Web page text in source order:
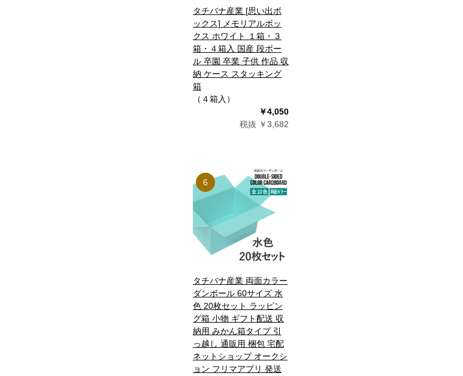
タチバナ産業 [思い出ボ
ックス] メモリアルボッ
クス ホワイト １箱・３
箱・４箱入 国産 段ボー
ル 卒園 卒業 子供 作品 収
納 ケース スタッキング
箱
（４箱入）
￥4,050
税抜 ￥3,682
6
タチバナ産業 両面カラー
ダンボール 60サイズ 水
色 20枚セット ラッピン
グ箱 小物 ギフト配送 収
納用 みかん箱タイプ 引
っ越し 通販用 梱包 宅配
ネットショップ オークシ
ョン フリマアプリ 発送